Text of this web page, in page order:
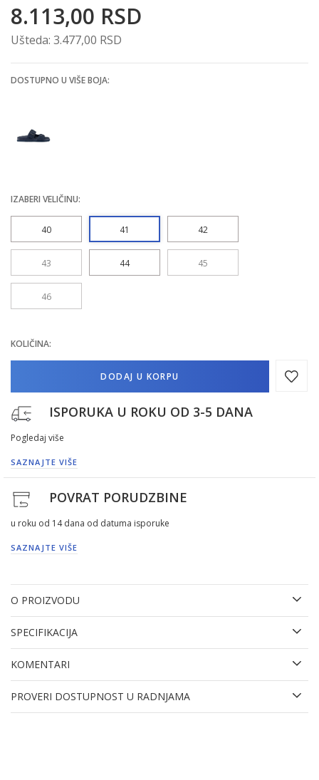
8.113,00 RSD
Ušteda: 3.477,00 RSD
DOSTUPNO U VIŠE BOJA:
IZABERI VELIČINU:
40 41 42
43 44 45
46
KOLIČINA:
DODAJ U KORPU
ISPORUKA U ROKU OD 3-5 DANA
Pogledaj više
SAZNAJTE VIŠE
POVRAT PORUDZBINE
u roku od 14 dana od datuma isporuke
SAZNAJTE VIŠE
O PROIZVODU
SPECIFIKACIJA
KOMENTARI
PROVERI DOSTUPNOST U RADNJAMA